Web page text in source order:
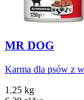
MR DOG
Karma dla psów z
1.25 kg